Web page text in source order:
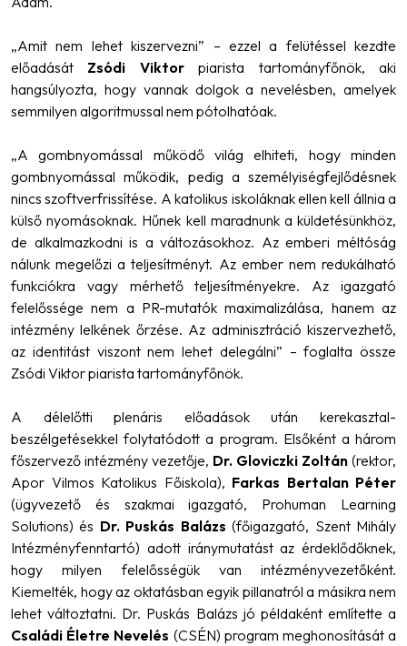
„Amit nem lehet kiszervezni” – ezzel a felütéssel kezdte
előadását Zsódi Viktorpiarista tartományfőnök, aki
hangsúlyozta, hogy vannak dolgok a nevelésben, amelyek
semmilyen algoritmussal nem pótolhatóak.
„A gombnyomással működő világ elhiteti, hogy minden
gombnyomással működik, pedig a személyiségfejlődésnek
nincs szoftverfrissítése. A katolikus iskoláknak ellen kell állnia a
külső nyomásoknak. Hűnek kell maradnunk a küldetésünkhöz,
de alkalmazkodni is a változásokhoz. Az emberi méltóság
nálunk megelőzi a teljesítményt. Az ember nem redukálható
funkciókra vagy mérhető teljesítményekre. Az igazgató
felelőssége nem a PR-mutatók maximalizálása, hanem az
intézmény lelkének őrzése. Az adminisztráció kiszervezhető,
az identitást viszont nem lehet delegálni” – foglalta össze
Zsódi Viktor piarista tartományfőnök.
A délelőtti plenáris előadások után kerekasztal-
beszélgetésekkel folytatódott a program. Elsőként a három
főszervező intézmény vezetője, Dr. Gloviczki Zoltán (rektor,
Apor Vilmos Katolikus Főiskola), Farkas Bertalan Péter
(ügyvezető és szakmai igazgató, Prohuman Learning
Solutions) és Dr. Puskás Balázs(főigazgató, Szent Mihály
Intézményfenntartó) adott iránymutatást az érdeklődőknek,
hogy milyen felelősségük van intézményvezetőként.
Kiemelték, hogy az oktatásban egyik pillanatról a másikra nem
lehet változtatni. Dr. Puskás Balázs jó példaként említette a
Családi Életre Nevelés (CSÉN) program meghonosítását a